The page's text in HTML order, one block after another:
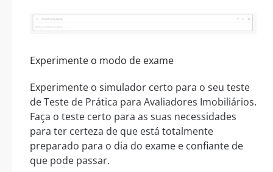
Experimente o modo de exame
Experimente o simulador certo para o seu teste
de Teste de Prática para Avaliadores Imobiliários.
Faça o teste certo para as suas necessidades
para ter certeza de que está totalmente
preparado para o dia do exame e confiante de
que pode passar.